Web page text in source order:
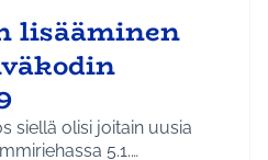
lisääminen
siellä olisi joitain uusia
Tammiriehassa 5.1.…